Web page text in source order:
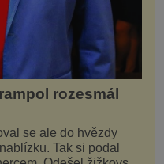
rozesmál
se ale do hvězdy
Tak si podal